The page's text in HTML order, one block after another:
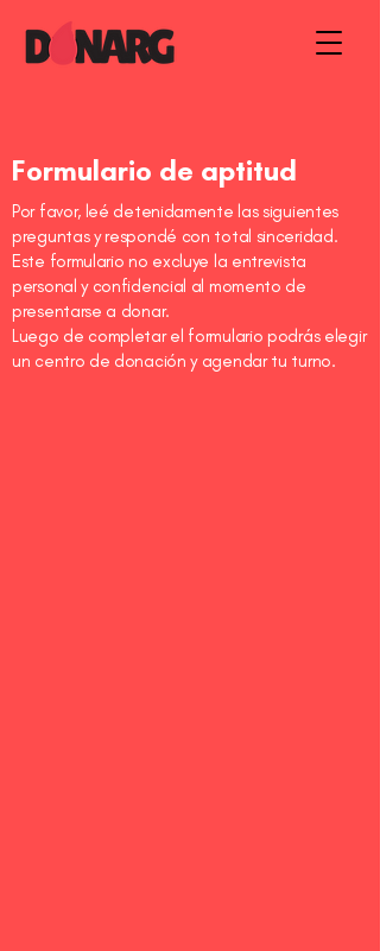
Formulario de aptitud
Por favor, leé detenidamente las siguientes
preguntas y respondé con total sinceridad.
Este formulario no excluye la entrevista
personal y confidencial al momento de
presentarse a donar.
Luego de completar el formulario podrás elegir
un centro de donación y agendar tu turno.